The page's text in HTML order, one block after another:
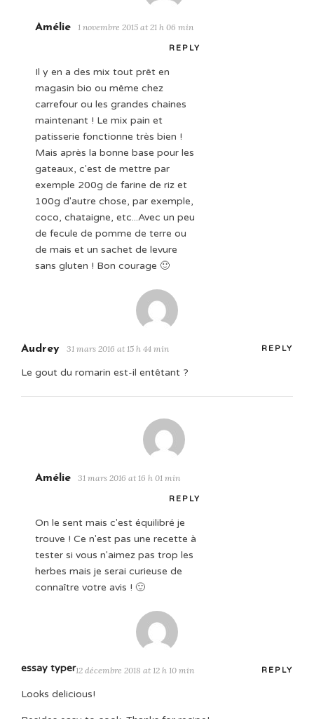
Amélie 1 novembre 2015 at 21 h 06 min
REPLY
Il y en a des mix tout prêt en
magasin bio ou même chez
carrefour ou les grandes chaines
maintenant ! Le mix pain et
patisserie fonctionne très bien !
Mais après la bonne base pour les
gateaux, c'est de mettre par
exemple 200g de farine de riz et
100g d'autre chose, par exemple,
coco, chataigne, etc...Avec un peu
de fecule de pomme de terre ou
de mais et un sachet de levure
sans gluten ! Bon courage 🙂
Audrey 31 mars 2016 at 15 h 44 min REPLY
Le gout du romarin est-il entêtant ?
Amélie 31 mars 2016 at 16 h 01 min
REPLY
On le sent mais c'est équilibré je
trouve ! Ce n'est pas une recette à
tester si vous n'aimez pas trop les
herbes mais je serai curieuse de
connaître votre avis ! 🙂
essay typer12 décembre 2018 at 12 h 10 min REPLY
Looks delicious!